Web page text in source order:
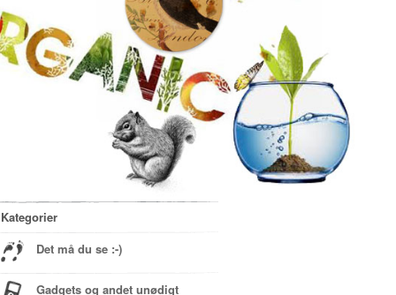
Kategorier
Det må du se :-)
Gadgets og andet unødigt